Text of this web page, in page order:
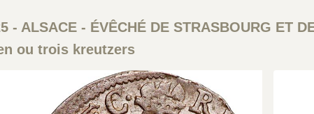
- ALSACE - ÉVÊCHÉ DE STRASBOURG ET
ou trois kreutzers